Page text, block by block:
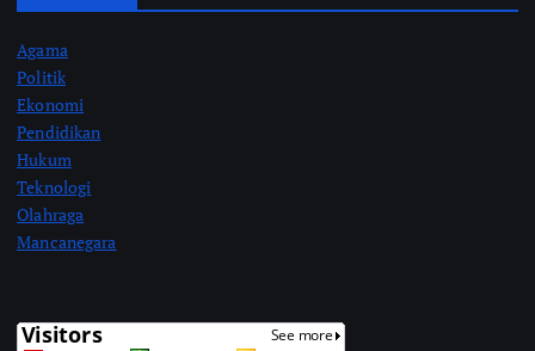
Agama
Politik
Ekonomi
Pendidikan
Hukum
Teknologi
Olahraga
Mancanegara